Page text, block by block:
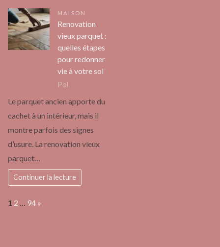
MAISON
Renovation
vieux parquet :
quelles étapes
pour redonner
vie à votre sol
Pol
Le parquet ancien apporte du
cachet à un intérieur, mais il
montre parfois des signes
d’usure. La renovation vieux
parquet…
Continuer la lecture
Page:
1 2 … 94 Next
»